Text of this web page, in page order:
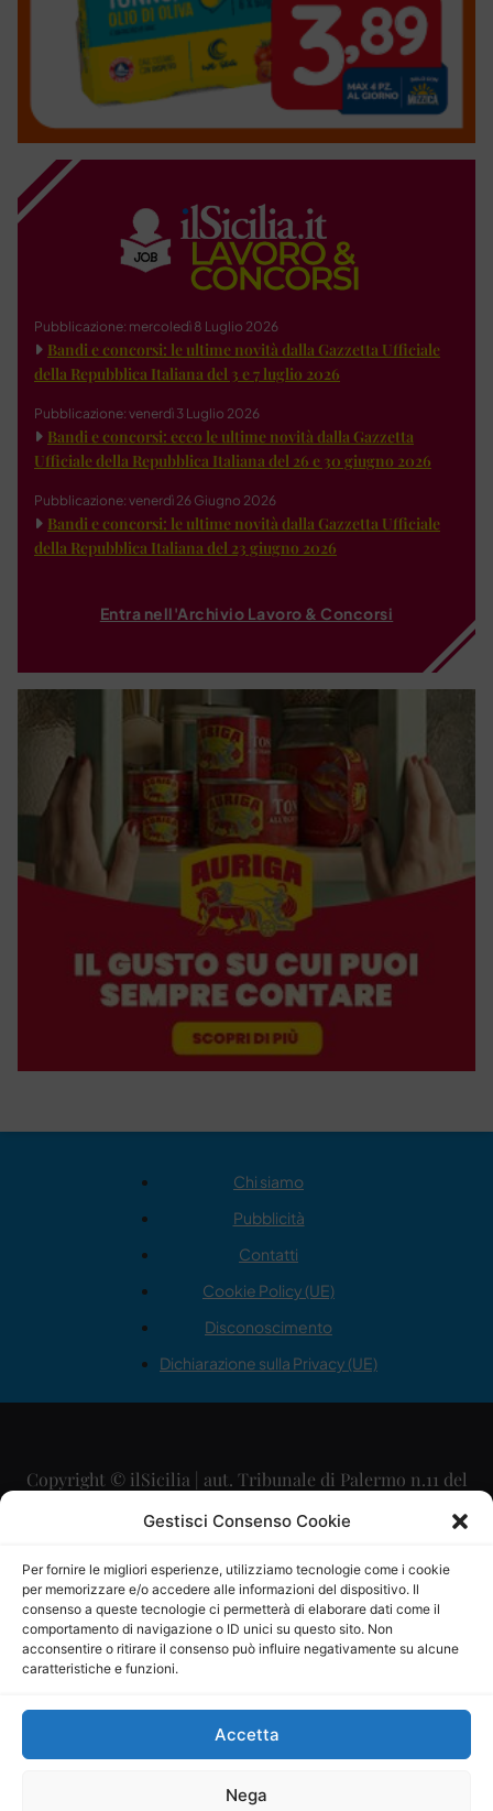
Gestisci Consenso Cookie
Per fornire le migliori esperienze, utilizziamo tecnologie come i cookie
per memorizzare e/o accedere alle informazioni del dispositivo. Il
consenso a queste tecnologie ci permetterà di elaborare dati come il
comportamento di navigazione o ID unici su questo sito. Non
acconsentire o ritirare il consenso può influire negativamente su alcune
caratteristiche e funzioni.
Accetta
Nega
Pubblicazione: mercoledì 8 Luglio 2026
Bandi e concorsi: le ultime novità dalla Gazzetta Ufficiale
della Repubblica Italiana del 3 e 7 luglio 2026
Pubblicazione: venerdì 3 Luglio 2026
Bandi e concorsi: ecco le ultime novità dalla Gazzetta
Ufficiale della Repubblica Italiana del 26 e 30 giugno 2026
Pubblicazione: venerdì 26 Giugno 2026
Bandi e concorsi: le ultime novità dalla Gazzetta Ufficiale
della Repubblica Italiana del 23 giugno 2026
Entra nell'Archivio Lavoro & Concorsi
Chi siamo
Pubblicità
Contatti
Cookie Policy (UE)
Disconoscimento
Dichiarazione sulla Privacy (UE)
Copyright © ilSicilia | aut. Tribunale di Palermo n.11 del
29/09/2015
Direttore Editoriale: Maurizio Scaglione
Direttore Responsabile: Maria Calabrese
P.IVA: 06334930820
Mercurio Comunicazione Società Cooperativa a r.l. è
iscritta al Registro degli Operatori di Comunicazione al